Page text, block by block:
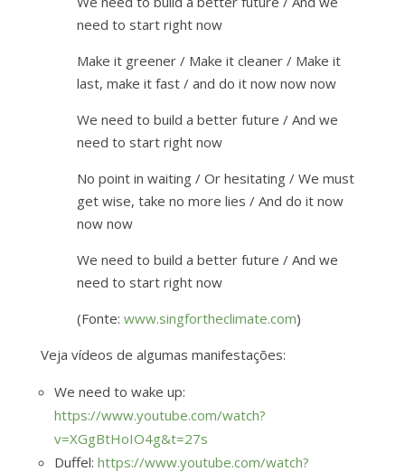
need to start right now
Make it greener / Make it cleaner / Make it
last, make it fast / and do it now now now
We need to build a better future / And we
need to start right now
No point in waiting / Or hesitating / We must
get wise, take no more lies / And do it now
now now
We need to build a better future / And we
need to start right now
(Fonte: www.singfortheclimate.com)
Veja vídeos de algumas manifestações:
We need to wake up:
https://www.youtube.com/watch?
v=XGgBtHoIO4g&t=27s
Duffel: https://www.youtube.com/watch?